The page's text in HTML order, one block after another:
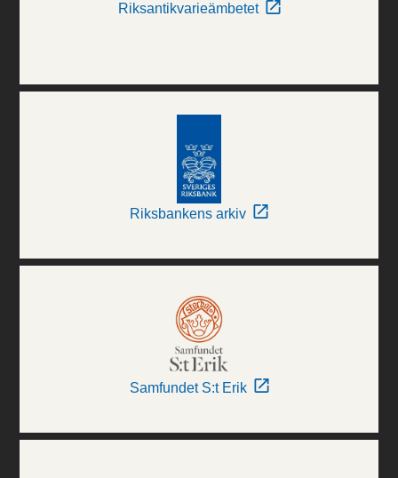
Riksantikvarieämbetet
Riksbankens arkiv
Samfundet S:t Erik